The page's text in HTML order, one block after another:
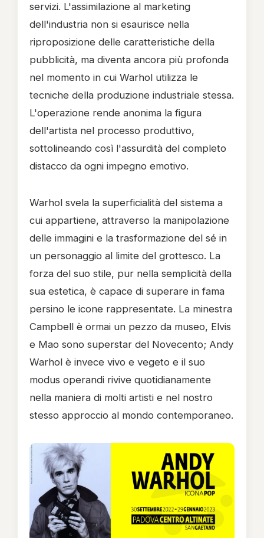
servizi. L'assimilazione al marketing
dell'industria non si esaurisce nella
riproposizione delle caratteristiche della
pubblicità, ma diventa ancora più profonda
nel momento in cui Warhol utilizza le
tecniche della produzione industriale stessa.
L'operazione rende anonima la figura
dell'artista nel processo produttivo,
sottolineando così l'assurdità del completo
distacco da ogni impegno emotivo.
Warhol svela la superficialità del sistema a
cui appartiene, attraverso la manipolazione
delle immagini e la trasformazione del sé in
un personaggio al limite del grottesco. La
forza del suo stile, pur nella semplicità della
sua estetica, è capace di superare in fama
persino le icone rappresentate. La minestra
Campbell è ormai un pezzo da museo, Elvis
e Mao sono superstar del Novecento; Andy
Warhol è invece vivo e vegeto e il suo
modus operandi rivive quotidianamente
nella maniera di molti artisti e nel nostro
stesso approccio al mondo contemporaneo.